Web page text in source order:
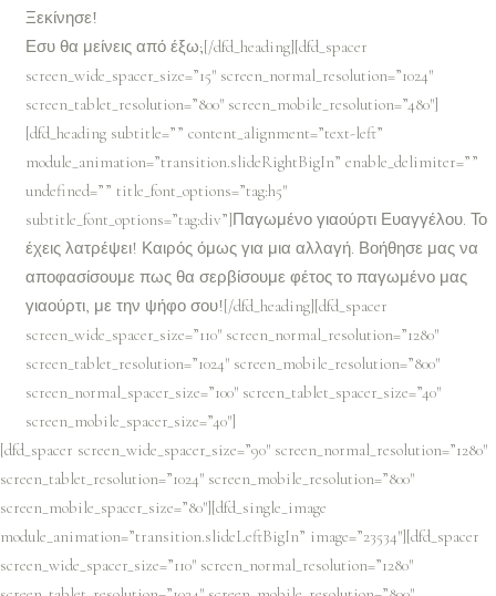
Ξεκίνησε!
Εσυ θα μείνεις από έξω;[/dfd_heading][dfd_spacer
screen_wide_spacer_size=”15″ screen_normal_resolution=”1024″
screen_tablet_resolution=”800″ screen_mobile_resolution=”480″]
[dfd_heading subtitle=”” content_alignment=”text-left”
module_animation=”transition.slideRightBigIn” enable_delimiter=””
undefined=”” title_font_options=”tag:h5″
subtitle_font_options=”tag:div”]Παγωμένο γιαούρτι Ευαγγέλου. Το
έχεις λατρέψει! Καιρός όμως για μια αλλαγή. Βοήθησε μας να
αποφασίσουμε πως θα σερβίσουμε φέτος το παγωμένο μας
γιαούρτι, με την ψήφο σου![/dfd_heading][dfd_spacer
screen_wide_spacer_size=”110″ screen_normal_resolution=”1280″
screen_tablet_resolution=”1024″ screen_mobile_resolution=”800″
screen_normal_spacer_size=”100″ screen_tablet_spacer_size=”40″
screen_mobile_spacer_size=”40″]
[dfd_spacer screen_wide_spacer_size=”90″ screen_normal_resolution=”1280″
screen_tablet_resolution=”1024″ screen_mobile_resolution=”800″
screen_mobile_spacer_size=”80″][dfd_single_image
module_animation=”transition.slideLeftBigIn” image=”23534″][dfd_spacer
screen_wide_spacer_size=”110″ screen_normal_resolution=”1280″